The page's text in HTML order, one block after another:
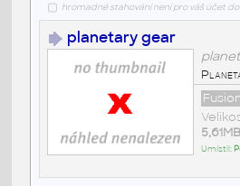
hromadné stahování není pro váš účet
planetary gear
5,61MB
Umístil: